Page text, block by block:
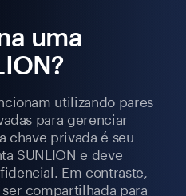
uma
utilizando pares
para gerenciar
chave privada é seu
SUNLION e deve
Em contraste,
compartilhada para